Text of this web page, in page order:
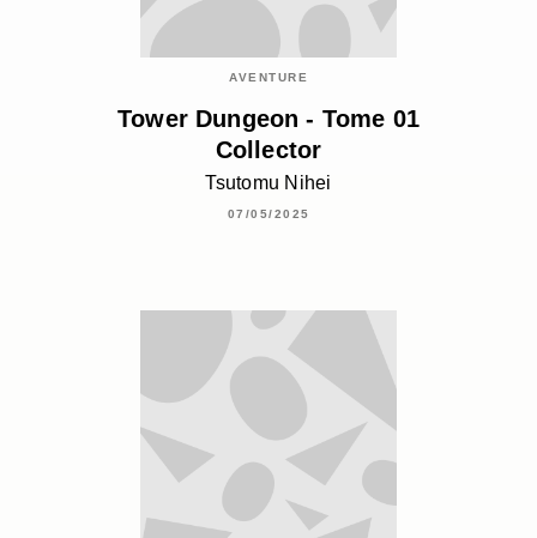
AVENTURE
Tower Dungeon - Tome 01
Collector
Tsutomu Nihei
07/05/2025